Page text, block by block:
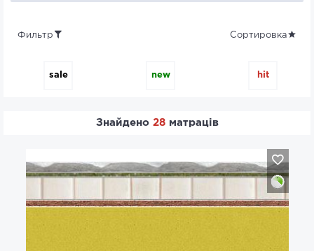
Фильтр Сортировка
sale new hit
Знайдено 28матраців